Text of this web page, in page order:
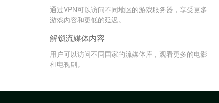
通过VPN可以访问不同地区的游戏服务器，享受更多
游戏内容和更低的延迟。
解锁流媒体内容
用户可以访问不同国家的流媒体库，观看更多的电影
和电视剧。